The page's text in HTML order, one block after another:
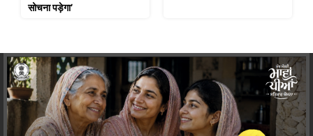
सोचना पड़ेगा’